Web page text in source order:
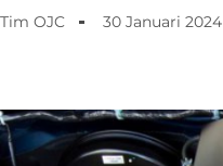
Tim OJC 30 Januari 2024